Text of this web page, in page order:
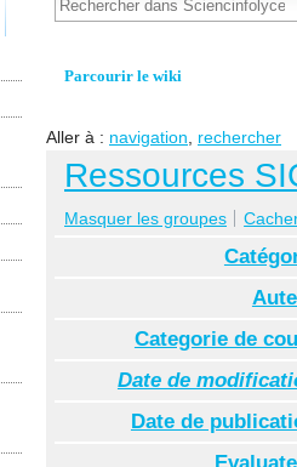
Parcourir le wiki
Aller à : navigation rechercher
Ressources
Masquer les groupes
Categorie de
Date de
Date de